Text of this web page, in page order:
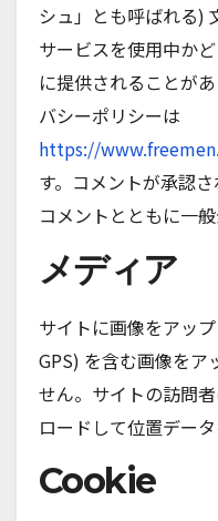
シュ」とも呼ばれる)
サービスを使用中か
に提供されることが
バシーポリシーは
https://
す。コメントが承認
コメントとともに一般
メディア
サイトに画像をアッ
GPS) を含む画像をア
せん。サイトの訪問
ロードして位置デー
Cookie